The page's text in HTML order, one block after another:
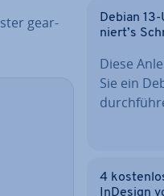
ge­ar­
Debian
niert’s
Diese
Sie ein
4
InDesign